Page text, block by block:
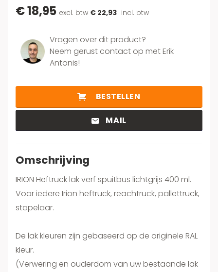
€ 18,95 excl. btw € 22,93 incl. btw
Vragen over dit product?
Neem gerust contact op met Erik
Antonis!
BESTELLEN
MAIL
Omschrijving
IRION Heftruck lak verf spuitbus lichtgrijs 400 ml.
Voor iedere Irion heftruck, reachtruck, pallettruck,
stapelaar.
De lak kleuren zijn gebaseerd op de originele RAL
kleur.
(Verwering en ouderdom van uw bestaande lak